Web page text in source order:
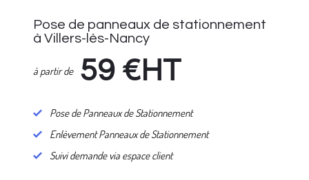
Pose de panneaux de stationnement
à Villers-lès-Nancy
à partir de 59 €HT
Pose de Panneaux de Stationnement
Enlèvement Panneaux de Stationnement
Suivi demande via espace client